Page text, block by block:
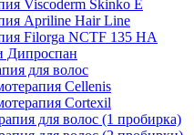
Viscoderm Skinko E
Apriline Hair Line
Filorga NCTF 135 HA
Дипроспан
для волос
Cellenis
Cortexil
для волос (1 пробирка)